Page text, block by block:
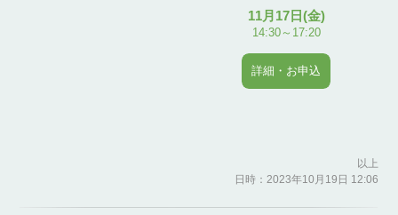
11月17日(金)
14:30～17:20
詳細・お申込
以上
日時：2023年10月19日 12:06